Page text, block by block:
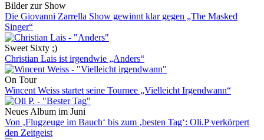
Bilder zur Show
Die Giovanni Zarrella Show gewinnt klar gegen „The Masked
Singer“
Sweet Sixty ;)
Christian Lais ist irgendwie „Anders“
On Tour
Wincent Weiss startet seine Tournee „Vielleicht Irgendwann“
Neues Album im Juni
Von ‚Flugzeuge im Bauch‘ bis zum ‚besten Tag‘: Oli.P verkörpert
den Zeitgeist